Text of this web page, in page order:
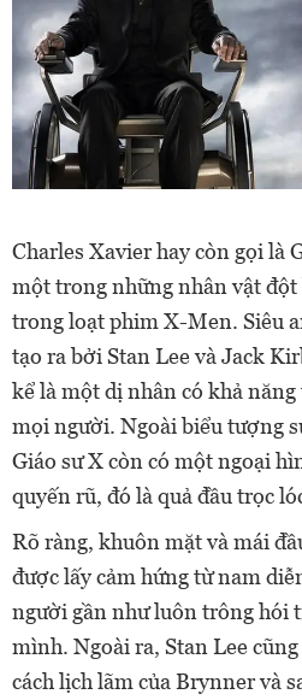
Charles Xavier hay còn gọi là
một trong những nhân vật
trong loạt phim X-Men. Siêu
tạo ra bởi Stan Lee và Jack
kể là một dị nhân có khả
mọi người. Ngoài biểu tượng
Giáo sư X còn có một ngoại
quyến rũ, đó là quả đầu trọc
Rõ ràng, khuôn mặt và mái
được lấy cảm hứng từ nam
người gần như luôn trông hói
mình. Ngoài ra, Stan Lee
cách lịch lãm của Brynner và